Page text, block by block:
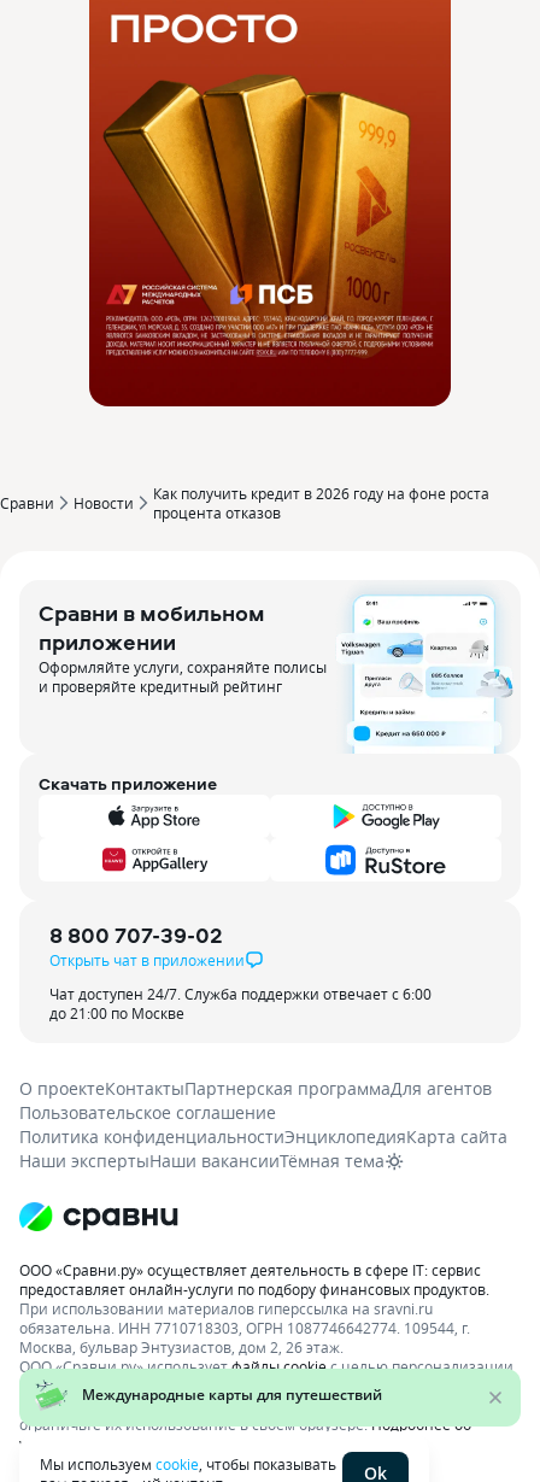
Сравни Новости
Как получить кредит в 2026 году на фоне роста
процента отказов
Сравни в мобильном
приложении
Оформляйте услуги, сохраняйте полисы
и проверяйте кредитный рейтинг
Скачать приложение
8 800 707-39-02
Открыть чат в приложении
Чат доступен 24/7. Служба поддержки отвечает с 6:00
до 21:00 по Москве
О проектеКонтактыПартнерская программаДля агентов
Пользовательское соглашение
Политика конфиденциальностиЭнциклопедияКарта сайта
Наши экспертыНаши вакансииТёмная тема
ООО «Сравни.ру» осуществляет деятельность в сфере IT: сервис
предоставляет онлайн-услуги по подбору финансовых продуктов.
При использовании материалов гиперссылка на sravni.ru
обязательна. ИНН 7710718303, ОГРН 1087746642774. 109544, г.
Москва, бульвар Энтузиастов, дом 2, 26 этаж.
ООО «Сравни.ру» используетфайлы cookieс целью персонализации
сервисов и повышения удобства пользования веб-сайтом. Если вы
не хотите, чтобы ваши пользовательские данные обрабатывались,
ограничьте их использование в своём браузере.Подробнее об
условиях.
Мы используем cookie , чтобы показывать
Ok